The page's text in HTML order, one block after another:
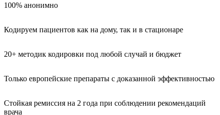
100% анонимно
Кодируем пациентов как на дому, так и в стационаре
20+ методик кодировки под любой случай и бюджет
Только европейские препараты с доказанной эффективностью
Стойкая ремиссия на 2 года при соблюдении рекомендаций
врача